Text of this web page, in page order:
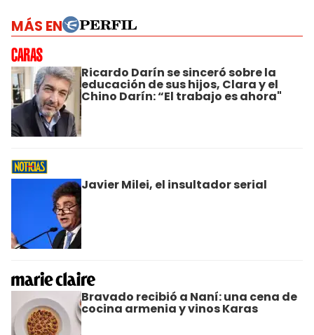
MÁS EN
Ricardo Darín se sinceró sobre la
educación de sus hijos, Clara y el
Chino Darín: “El trabajo es ahora"
Javier Milei, el insultador serial
Bravado recibió a Naní: una cena de
cocina armenia y vinos Karas